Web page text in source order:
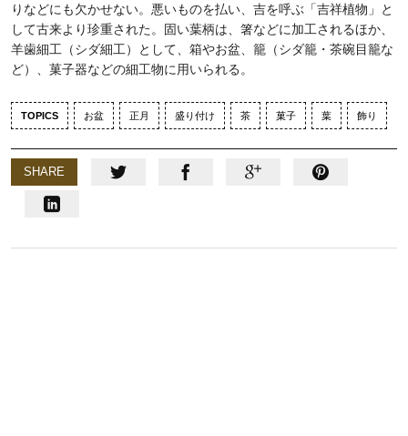
りなどにも欠かせない。悪いものを払い、吉を呼ぶ「吉祥植物」と
して古来より珍重された。固い葉柄は、箸などに加工されるほか、
羊歯細工（シダ細工）として、箱やお盆、籠（シダ籠・茶碗目籠な
ど）、菓子器などの細工物に用いられる。
TOPICS お盆 正月 盛り付け 茶 菓子 葉 飾り
SHARE